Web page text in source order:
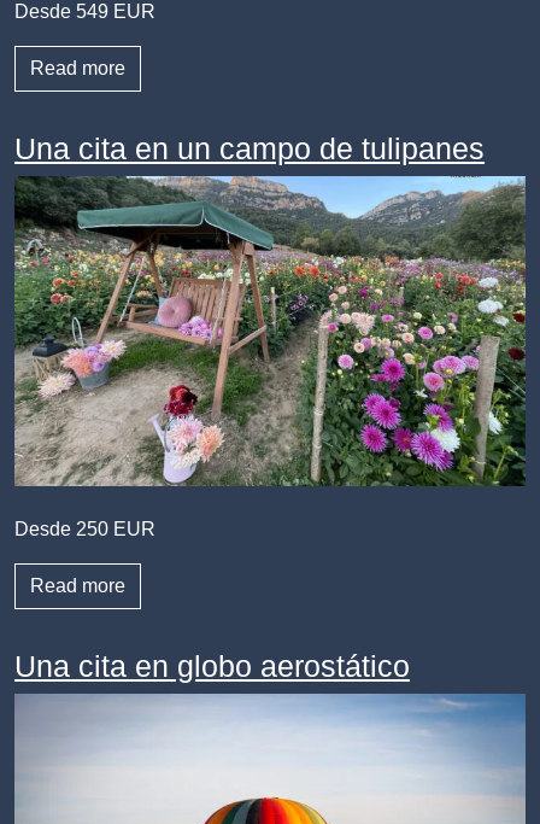
Desde 549 EUR
Read more
Una cita en un campo de tulipanes
Desde 250 EUR
Read more
Una cita en globo aerostático